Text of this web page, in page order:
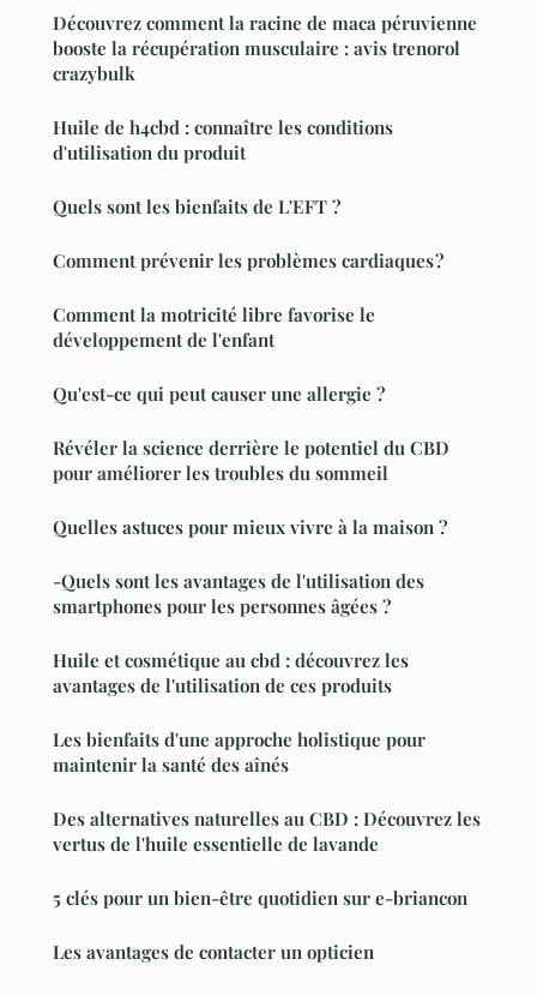
Découvrez comment la racine de maca péruvienne
booste la récupération musculaire : avis trenorol
crazybulk
Huile de h4cbd : connaître les conditions
d'utilisation du produit
Quels sont les bienfaits de L'EFT ?
Comment prévenir les problèmes cardiaques ?
Comment la motricité libre favorise le
développement de l'enfant
Qu'est-ce qui peut causer une allergie ?
Révéler la science derrière le potentiel du CBD
pour améliorer les troubles du sommeil
Quelles astuces pour mieux vivre à la maison ?
-Quels sont les avantages de l'utilisation des
smartphones pour les personnes âgées ?
Huile et cosmétique au cbd : découvrez les
avantages de l'utilisation de ces produits
Les bienfaits d'une approche holistique pour
maintenir la santé des aînés
Des alternatives naturelles au CBD : Découvrez les
vertus de l'huile essentielle de lavande
5 clés pour un bien-être quotidien sur e-briancon
Les avantages de contacter un opticien